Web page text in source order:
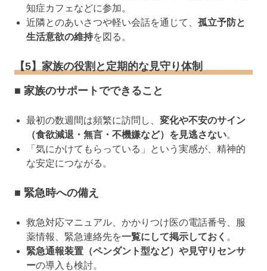
知症カフェなどに参加。
近隣とのあいさつや軽い会話を通じて、 孤立予防と
生活意欲の維持を図る。
【5】家族の役割と定期的な見守り体制
■ 家族のサポートでできること
最初の数週間は頻繁に訪問し、 変化や不安のサイン
（食欲減退・無言・不機嫌など）を見逃さない。
「気にかけてもらっている」という実感が、精神的
な安定につながる。
■ 緊急時への備え
救急対応マニュアル、かかりつけ医の電話番号、服
薬情報、緊急連絡先を一覧にして掲示しておく 。
緊急通報装置（ペンダント型など）や見守りセンサ
ーの導入も検討。